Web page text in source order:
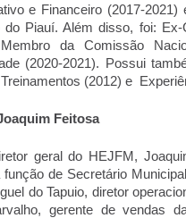
e Financeiro (2017-
do Piauí. Além disso, foi:
da Comissão
(2020-2021). Possui
(2012) e
Feitosa
geral do HEJFM,
de Secretário
do Tapuio, diretor
gerente de vendas